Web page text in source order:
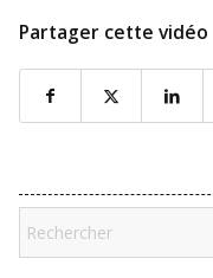
Partager cette vidéo